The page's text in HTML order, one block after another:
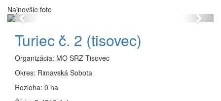
Najnovšie foto
Previous Next
Turiec č. 2 (tisovec)
Organizácia: MO SRZ Tisovec
Okres: Rimavská Sobota
Rozloha: 0 ha